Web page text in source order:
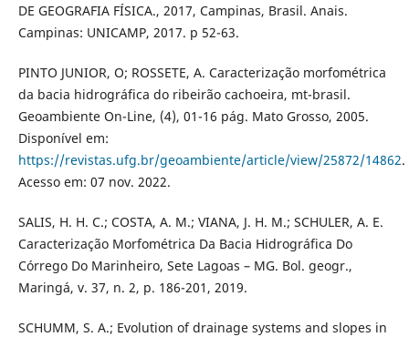
DE GEOGRAFIA FÍSICA., 2017, Campinas, Brasil. Anais.
Campinas: UNICAMP, 2017. p 52-63.
PINTO JUNIOR, O; ROSSETE, A. Caracterização morfométrica
da bacia hidrográfica do ribeirão cachoeira, mt-brasil.
Geoambiente On-Line, (4), 01-16 pág. Mato Grosso, 2005.
Disponível em:
https://revistas.ufg.br/geoambiente/article/view/25872/14862.
Acesso em: 07 nov. 2022.
SALIS, H. H. C.; COSTA, A. M.; VIANA, J. H. M.; SCHULER, A. E.
Caracterização Morfométrica Da Bacia Hidrográfica Do
Córrego Do Marinheiro, Sete Lagoas – MG. Bol. geogr.,
Maringá, v. 37, n. 2, p. 186-201, 2019.
SCHUMM, S. A.; Evolution of drainage systems and slopes in